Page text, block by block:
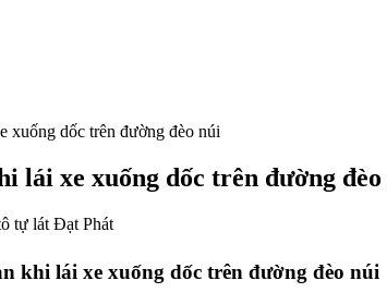
xuống dốc trên đường đèo núi
lái xe xuống dốc trên đường
tự lát Đạt Phát
khi lái xe xuống dốc trên đường đèo núi